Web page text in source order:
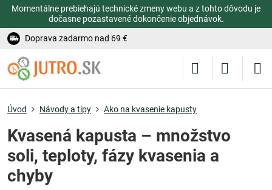
Momentálne prebiehajú technické zmeny webu a z tohto dôvodu je
dočasne pozastavené dokončenie objednávok.
Doprava zadarmo nad 69 €
Úvod Návody a tipy Ako na kvasenie kapusty
Kvasená kapusta – množstvo
soli, teploty, fázy kvasenia a
chyby